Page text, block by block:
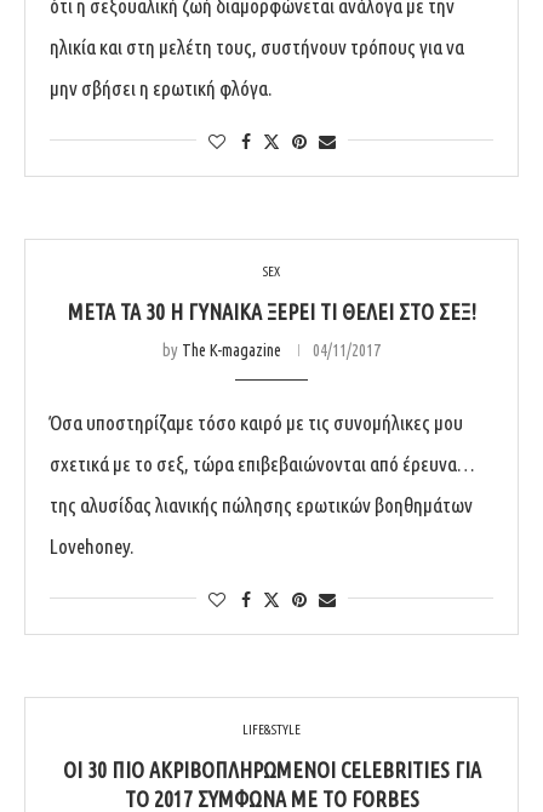
ότι η σεξουαλική ζωή διαμορφώνεται ανάλογα με την
ηλικία και στη μελέτη τους, συστήνουν τρόπους για να
μην σβήσει η ερωτική φλόγα.
SEX
ΜΕΤΆ ΤΑ 30 Η ΓΥΝΑΊΚΑ ΞΈΡΕΙ ΤΙ ΘΈΛΕΙ ΣΤΟ ΣΕΞ!
by The K-magazine 04/11/2017
Όσα υποστηρίζαμε τόσο καιρό με τις συνομήλικες μου
σχετικά με το σεξ, τώρα επιβεβαιώνονται από έρευνα…
της αλυσίδας λιανικής πώλησης ερωτικών βοηθημάτων
Lovehoney.
LIFE&STYLE
ΟΙ 30 ΠΙΟ ΑΚΡΙΒΟΠΛΗΡΩΜΈΝΟΙ CELEBRITIES ΓΙΑ
ΤΟ 2017 ΣΎΜΦΩΝΑ ΜΕ ΤΟ FORBES